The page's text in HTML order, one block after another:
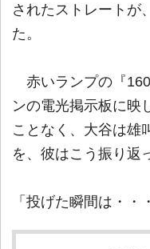
されたストレートが
た。
赤いランプの『
ンの電光掲示板に映
ことなく、大谷は雄
を、彼はこう振り返
「投げた瞬間は・・・